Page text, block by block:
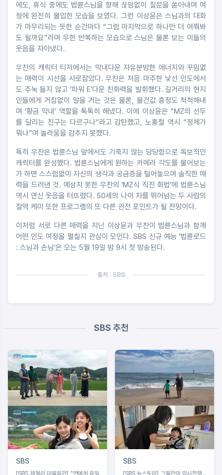
에도, 휴식 중에도 법륜스님을 향해 끊임없이 질문을 쏟아내며 여
정에 완전히 몰입한 모습을 보였다. 그런 이상윤은 스님과의 대화
가 마무리되는 듯한 순간마다 “그럼 마지막으로 하나만 더 여쭤봐
도 될까요”라며 무한 반복하는 모습으로 스님은 물론 보는 이들의
웃음을 자아냈다.
우찬의 캐릭터 티저에서는 막내다운 자유분방한 에너지와 꾸밈없
는 매력이 시선을 사로잡았다. 우찬은 처음 마주한 낯선 인도에서
도 주눅 들지 않고 ‘파워 E’다운 친화력을 발휘했다. 길거리의 현지
인들에게 거침없이 말을 거는 것은 물론, 물건값 흥정도 척척해내
며 ‘황금 막내’ 역할을 톡톡히 해냈다. 이에 이상윤은 “MZ의 선두
를 달리는 친구는 다르구나”라고 감탄했고, 노홍철 역시 “정체가
뭐냐”며 놀라움을 감추지 못했다.
특히 우찬은 법륜스님 앞에서도 기죽지 않는 당당함으로 독보적인
캐릭터를 완성했다. 법륜스님에게 원하는 카메라 각도를 물어보는
가 하면 스스럼없이 자신의 생각과 궁금증을 털어놓으며 솔직한 매
력을 드러낸 것. 예상치 못한 우찬의 ‘MZ식 직진 화법’에 법륜스님
역시 연신 웃음을 터뜨렸다. 50세의 나이 차를 뛰어넘는 두 사람의
찰떡 케미 또한 프로그램의 또 다른 관전 포인트가 될 전망이다.
이처럼 서로 다른 매력을 지닌 이상윤과 우찬이 법륜스님과 함께
어떤 인도 여정을 펼칠지 관심이 모인다. SBS 신규 예능 ‘법륜로드
: 스님과 손님’은 오는 5월 19일 밤 9시 첫 방송된다.
출처 : SBS
SBS 추천
SBS SBS